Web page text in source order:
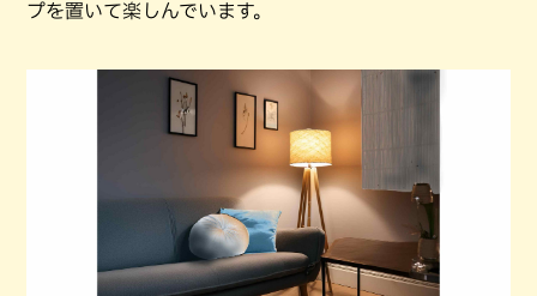
プを置いて楽しんでいます。